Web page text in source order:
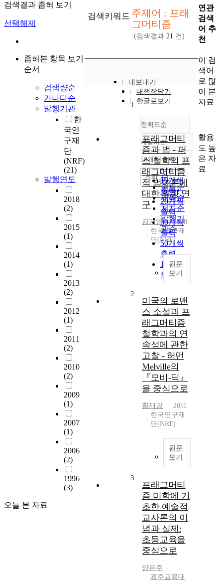
검색결과 좁혀 보기
선택해제
좁혀본 항목 보기
순서
검색량순
가나다순
발행기관
한
국연
구재
단
(NRF)
(21)
발행연도
2018
(2)
2015
(1)
2014
(1)
2013
(2)
2012
(1)
2011
(2)
2010
(2)
2009
(1)
2007
(1)
2006
(2)
1996
(3)
오늘 본 자료
검색키워드 주제어 : 프래
그머티즘
(검색결과 21 건)
내보내기
내책장담기
한글로보기
정확도순
정확도
순
인기도
순
연도순
제목순
저자순
발행기
관순
내림차순
내림차순
10개씩 출력
10개씩
출력
20개씩
출력
30개씩
출력
50개씩
출력
100개씩
출력
조회
1
프래그머티
즘과 법 - 퍼
스 철학의 프
래그머티즘
적 법이론에
대한 영향 연
구
김기영
2018
한국연구재
단(NRF)
원문
보기
2
미국의 로맨
스 소설과 프
래그머티즘
철학과의 연
속성에 관한
고찰 - 허먼
Melville의
『모비-딕』
을 중심으로
황재광
2011
한국연구재
단(NRF)
원문
보기
3
프래그머티
즘 미학에 기
초한 예술적
교사론의 이
념과 실제:
초등교육을
중심으로
양은주
광주교육대
연관
검색
어 추
천
이 검
색어
로 많
이 본
자료
활용
도 높
은 자
료